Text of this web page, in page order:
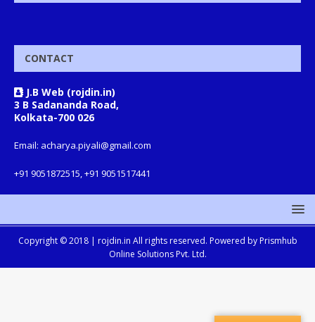
CONTACT
J.B Web (rojdin.in)
3 B Sadananda Road,
Kolkata-700 026
Email: acharya.piyali@gmail.com
+91 9051872515, +91 9051517441
Copyright © 2018 | rojdin.in All rights reserved. Powered by Prismhub
Online Solutions Pvt. Ltd.